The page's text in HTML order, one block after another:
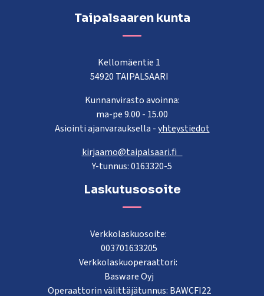
Taipalsaaren kunta
Kellomäentie 1
54920 TAIPALSAARI
Kunnanvirasto avoinna:
ma-pe 9.00 - 15.00
Asiointi ajanvarauksella -yhteystiedot
kirjaamo@taipalsaari.fi
Y-tunnus: 0163320-5
Laskutusosoite
Verkkolaskuosoite:
003701633205
Verkkolaskuoperaattori:
Basware Oyj
Operaattorin välittäjätunnus: BAWCFI22